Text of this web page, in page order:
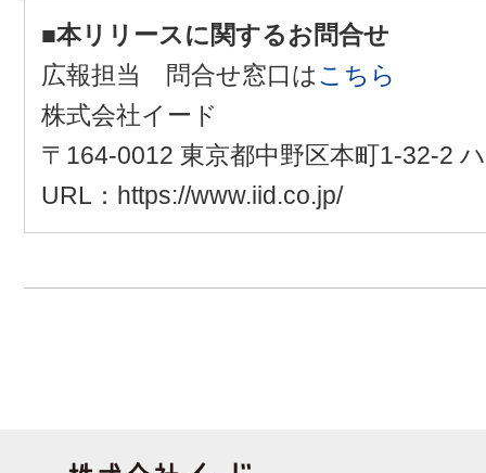
■本リリースに関するお問合せ
広報担当 問合せ窓口はこちら
株式会社イード
〒164-0012 東京都中野区本町1-32-2
URL：https://www.iid.co.jp/